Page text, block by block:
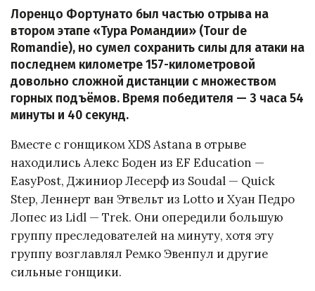
Лоренцо Фортунато был частью отрыва на
втором этапе «Тура Романдии» (Tour de
Romandie), но сумел сохранить силы для атаки на
последнем километре 157-километровой
довольно сложной дистанции с множеством
горных подъёмов. Время победителя — 3 часа 54
минуты и 40 секунд.
Вместе с гонщиком XDS Astana в отрыве
находились Алекс Боден из EF Education —
EasyPost, Джиниор Лесерф из Soudal — Quick
Step, Леннерт ван Этвельт из Lotto и Хуан Педро
Лопес из Lidl — Trek. Они опередили большую
группу преследователей на минуту, хотя эту
группу возглавлял Ремко Эвенпул и другие
сильные гонщики.